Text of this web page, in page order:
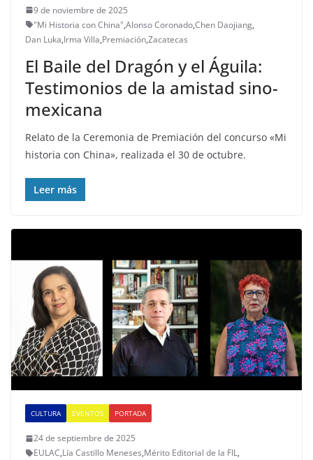
9 de noviembre de 2025
"Mi Historia con China",Alonso Coronado,Chen Daojiang,
Dan Luka,Irma Villa,Premiación,Zacatecas
El Baile del Dragón y el Águila:
Testimonios de la amistad sino-
mexicana
Relato de la Ceremonia de Premiación del concurso «Mi
historia con China», realizada el 30 de octubre.
Leer más
CULTURA EVENTOS PORTADA
24 de septiembre de 2025
EULAC,Lía Castillo Meneses,Mérito Editorial de la FIL,